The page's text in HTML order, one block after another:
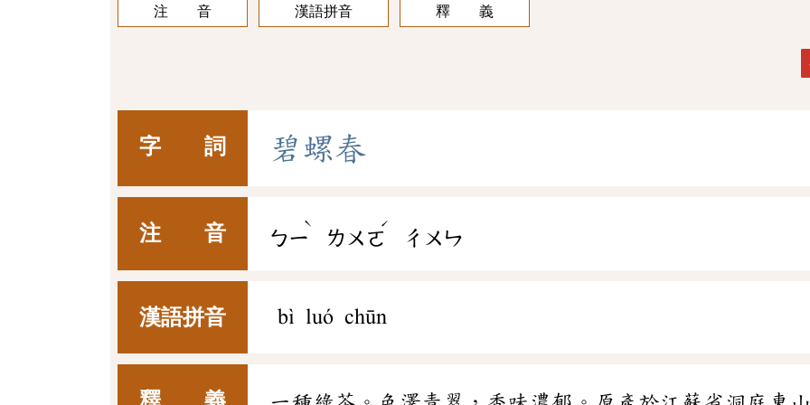
注 音 漢語拼音 釋 義
字 詞 碧螺春
注 音 ㄅㄧ
ˋ
ㄌㄨㄛ
ˊ
ㄔㄨㄣ
漢語拼音 bì luó chūn